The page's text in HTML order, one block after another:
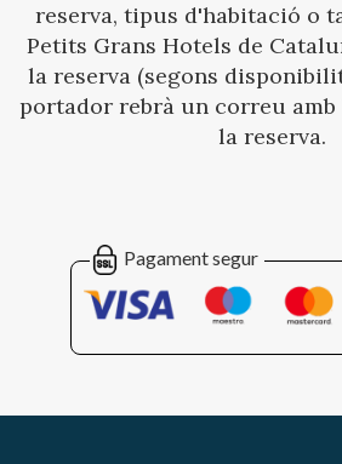
reserva, tipus d'habitació o
Petits Grans Hotels de
la reserva (segons
portador rebrà un correu
la reserva.
Pagament segur